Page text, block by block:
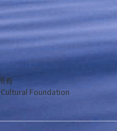
有
Foundation